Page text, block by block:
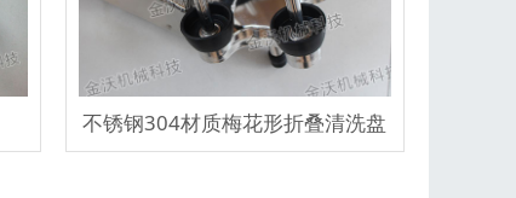
不锈钢304材质梅花形折叠清洗盘